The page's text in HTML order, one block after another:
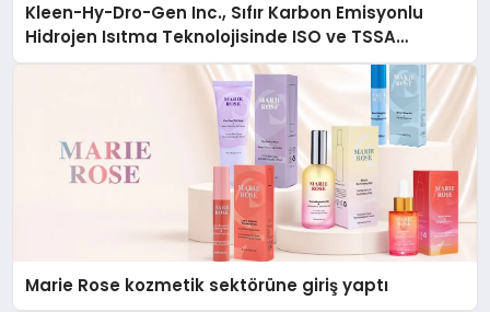
Kleen-Hy-Dro-Gen Inc., Sıfır Karbon Emisyonlu
Hidrojen Isıtma Teknolojisinde ISO ve TSSA
Düzenleyici Onaylarını Aldı
Marie Rose kozmetik sektörüne giriş yaptı